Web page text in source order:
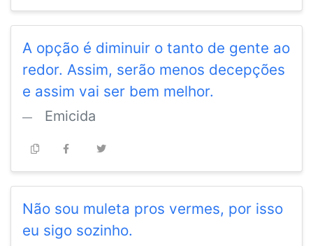
A opção é diminuir o tanto de gente ao
redor. Assim, serão menos decepções
e assim vai ser bem melhor.
Emicida
Não sou muleta pros vermes, por isso
eu sigo sozinho.